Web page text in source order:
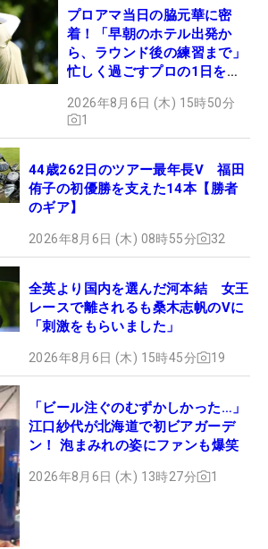
プロアマ当日の脇元華に密
着！「早朝のホテル出発か
ら、ラウンド後の練習まで」
忙しく過ごすプロの1日を公
2026年8月6日 (木) 15時50分
1
44歳262日のツアー最年長V 福田
侑子の初優勝を支えた14本【勝者
のギア】
2026年8月6日 (木) 08時55分 32
全英より国内を選んだ河本結 女王
レースで離されるも桑木志帆のVに
「刺激をもらいました」
2026年8月6日 (木) 15時45分 19
「ビール注ぐのむずかしかった…」
江口紗代が北海道で初ビアガーデ
ン！ 泡まみれの姿にファンも爆笑
2026年8月6日 (木) 13時27分 1